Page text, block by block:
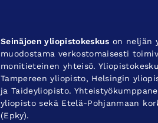
Seinäjoen yliopistokeskus on neljän
muodostama verkostomaisesti
monitieteinen yhteisö.
Tampereen yliopisto, Helsingin
ja Taideyliopisto.
yliopisto sekä Etelä-Pohjanmaan
(Epky).